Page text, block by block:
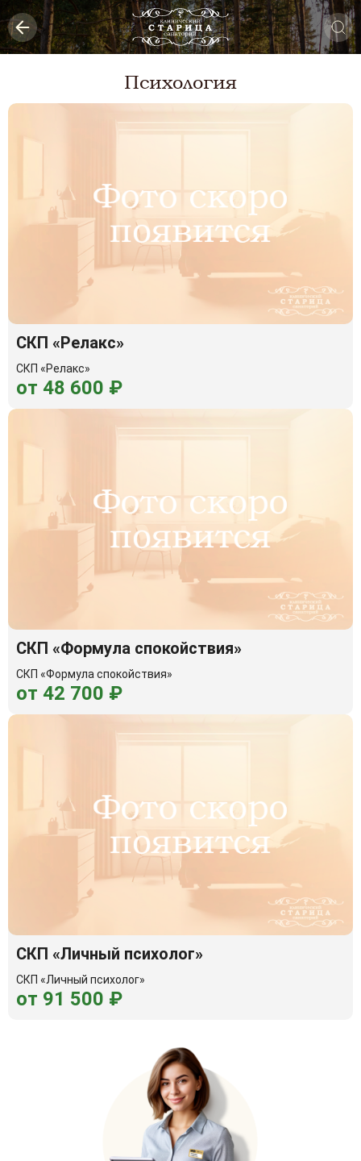
Психология
СКП «Релакс»
СКП «Релакс»
от 48 600 ₽
СКП «Формула спокойствия»
СКП «Формула спокойствия»
от 42 700 ₽
СКП «Личный психолог»
СКП «Личный психолог»
от 91 500 ₽